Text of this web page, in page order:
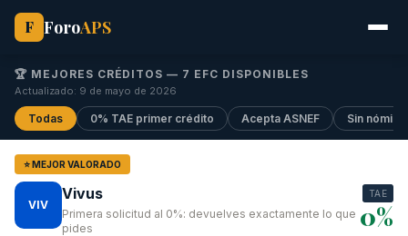
F ForoAPS
🏆 MEJORES CRÉDITOS — 7 EFC DISPONIBLES
Actualizado: 9 de mayo de 2026
Todas 0% TAE primer crédito Acepta ASNEF Sin nómina
⭐ MEJOR VALORADO
VIV
Vivus
Primera solicitud al 0%: devuelves exactamente lo que
pides
TAE
0%